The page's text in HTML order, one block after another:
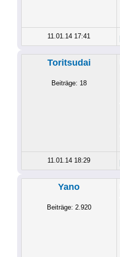
11.01.14 17:41
Toritsudai
Beiträge: 18
11.01.14 18:29
Yano
Beiträge: 2.920